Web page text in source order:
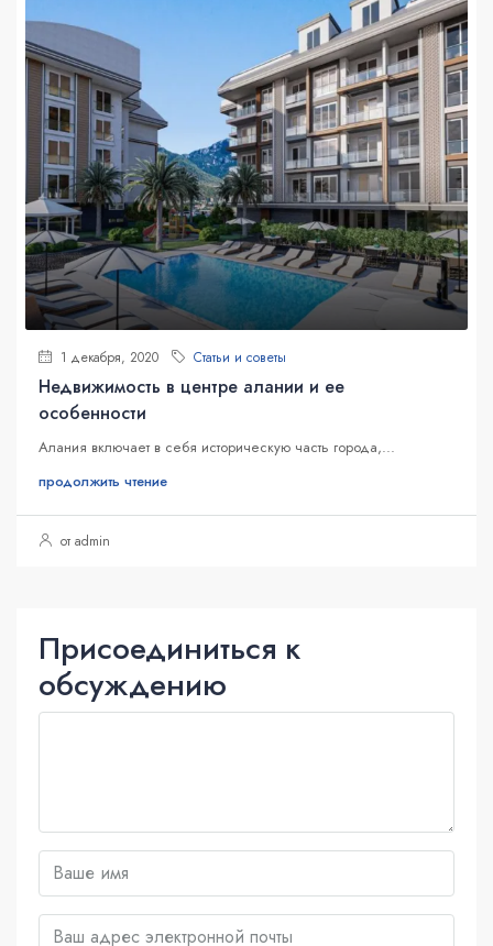
1 декабря, 2020 Статьи и советы
Недвижимость в центре алании и ее
особенности
Алания включает в себя историческую часть города,...
продолжить чтение
от admin
Присоединиться к
обсуждению